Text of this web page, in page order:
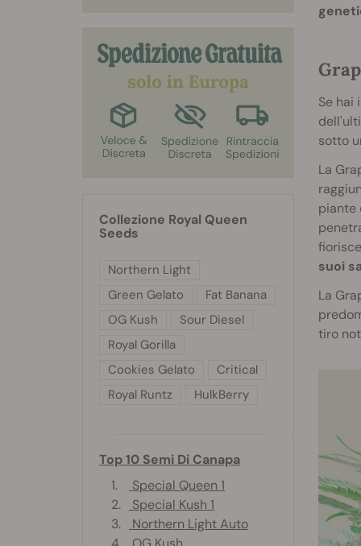
Se hai
sotto
La
piante
suoi
La
tiro
Collezione Royal Queen
Seeds
Northern Light
Green Gelato
Fat Banana
OG Kush
Sour Diesel
Royal Gorilla
Cookies Gelato
Critical
Royal Runtz
HulkBerry
Top 10 Semi Di Canapa
1.
Special Queen 1
2.
Special Kush 1
3.
Northern Light Auto